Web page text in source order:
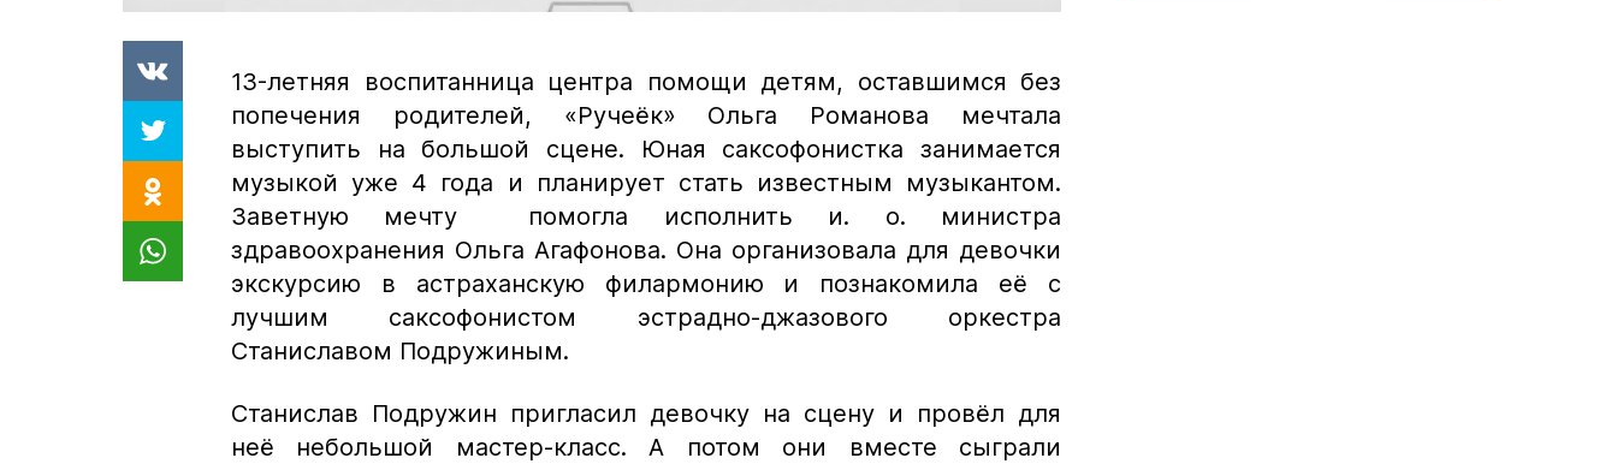
13-летняя воспитанница центра помощи детям, оставшимся без
попечения родителей, «Ручеёк» Ольга Романова мечтала
выступить на большой сцене. Юная саксофонистка занимается
музыкой уже 4 года и планирует стать известным музыкантом.
Заветную мечту помогла исполнить и. о. министра
здравоохранения Ольга Агафонова. Она организовала для девочки
экскурсию в астраханскую филармонию и познакомила её с
лучшим саксофонистом эстрадно-джазового оркестра
Станиславом Подружиным.
Станислав Подружин пригласил девочку на сцену и провёл для
неё небольшой мастер-класс. А потом они вместе сыграли